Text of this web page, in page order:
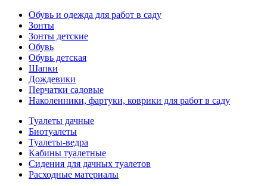
Обувь и одежда для работ в саду
Зонты
Зонты детские
Обувь
Обувь детская
Шапки
Дождевики
Перчатки садовые
Наколенники, фартуки, коврики для работ в саду
Туалеты дачные
Биотуалеты
Туалеты-ведра
Кабины туалетные
Сидения для дачных туалетов
Расходные материалы